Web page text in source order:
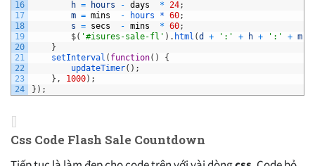
16
17
18
19
20
21
22
23
24
h = hours - days * 24;
m = mins - hours * 60;
s = secs - mins * 60;
$( '#isures-sale-fl' ) . html (d + ':' + h + ':' + m
}
setInterval ( function( )
{
updateTimer( ) ;
} , 1000) ;
} ) ;
Css Code Flash Sale Countdown